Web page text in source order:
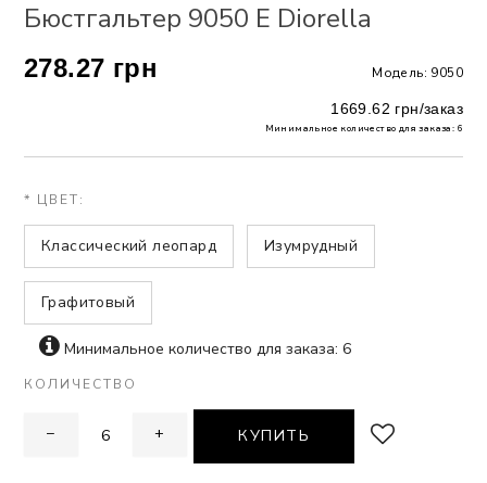
Бюстгальтер 9050 Е Diorella
278.27 грн Модель: 9050
1669.62 грн/заказ
Минимальное количество для заказа: 6
* ЦВЕТ:
Классический леопард Изумрудный
Графитовый
Минимальное количество для заказа: 6
КОЛИЧЕСТВО
− + КУПИТЬ